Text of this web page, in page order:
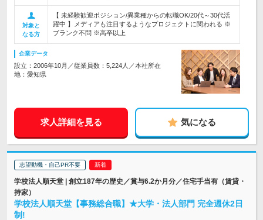
対象と
なる方
【 未経験歓迎ポジション/異業種からの転職OK/20代～30代活
躍中 】メディアも注目するようなプロジェクトに関われる ※
ブランク不問 ※高卒以上
企業データ
設立：2006年10月／従業員数：5,224人／本社所在
地：愛知県
求人詳細を見る 気になる
志望動機・自己PR不要
学校法人順天堂 | 創立187年の歴史／賞与6.2か月分／住宅手当有（賃貸・
持家）
学校法人順天堂【事務総合職】★大学・法人部門 完全週休2日
制!